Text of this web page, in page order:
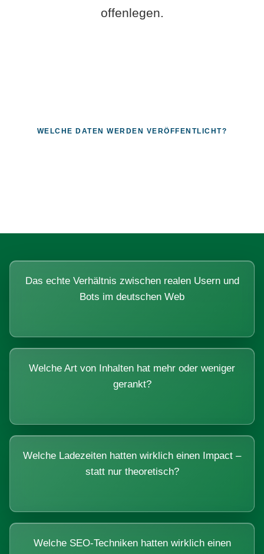
offenlegen.
WELCHE DATEN WERDEN VERÖFFENTLICHT?
Das echte Verhältnis zwischen realen Usern und
Bots im deutschen Web
Welche Art von Inhalten hat mehr oder weniger
gerankt?
Welche Ladezeiten hatten wirklich einen Impact –
statt nur theoretisch?
Welche SEO-Techniken hatten wirklich einen